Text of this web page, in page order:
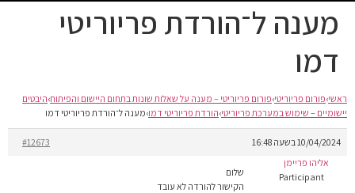
מענה ל־הורדת פריוריטי
דמו
ראשי›פורום פריוריטי›פורום פריוריטי – מענה על שאלות שונות בתחום היישום והפיתוח›היבטים
יישומיים – שימוש במערכת פריוריטי›הורדת פריוריטי דמו›מענה ל־הורדת פריוריטי דמו
10/04/2024 בשעה 16:48
#12673
אליהו פריימן
Participant
שלום
הקישור להורדה לא עובד